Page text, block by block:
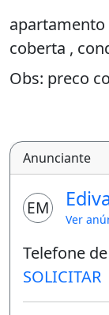
apartamento
coberta ,
Obs: preco
Anunciante
EM
Ver
Telefone
SOLICITAR